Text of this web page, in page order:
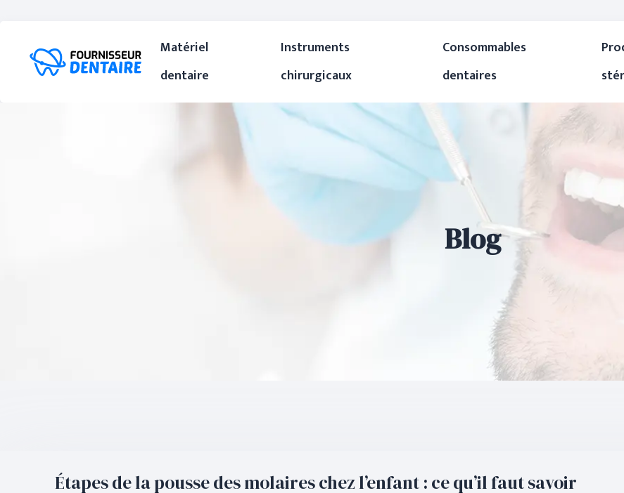
Matériel
dentaire
Instruments
chirurgicaux
Consommables
dentaires
Blog
Étapes de la pousse des molaires chez l’enfant : ce qu’il faut savoir